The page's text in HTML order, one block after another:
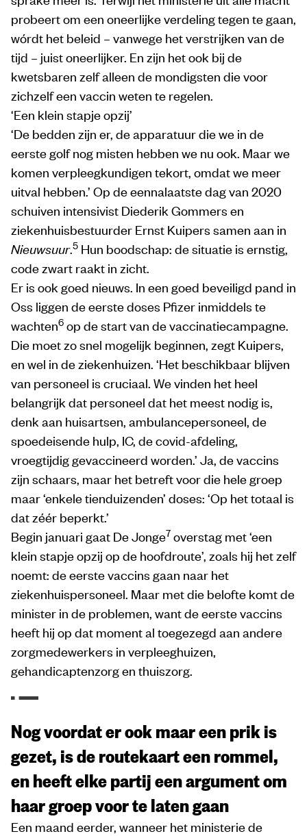
probeert om een oneerlijke verdeling tegen te gaan,
wórdt het beleid – vanwege het verstrijken van de
tijd – juist oneerlijker. En zijn het ook bij de
kwetsbaren zelf alleen de mondigsten die voor
zichzelf een vaccin weten te regelen.
‘Een klein stapje opzij’
‘De bedden zijn er, de apparatuur die we in de
eerste golf nog misten hebben we nu ook. Maar we
komen verpleegkundigen tekort, omdat we meer
uitval hebben.’ Op de eennalaatste dag van 2020
schuiven intensivist Diederik Gommers en
ziekenhuisbestuurder Ernst Kuipers samen aan in
Nieuwsuur.5 Hun boodschap: de situatie is ernstig,
code zwart raakt in zicht.
Er is ook goed nieuws. In een goed beveiligd pand in
Oss liggen de eerste doses Pfizer inmiddels te
wachten6op de start van de vaccinatiecampagne.
Die moet zo snel mogelijk beginnen, zegt Kuipers,
en wel in de ziekenhuizen. ‘Het beschikbaar blijven
van personeel is cruciaal. We vinden het heel
belangrijk dat personeel dat het meest nodig is,
denk aan huisartsen, ambulancepersoneel, de
spoedeisende hulp, IC, de covid-afdeling,
vroegtijdig gevaccineerd worden.’ Ja, de vaccins
zijn schaars, maar het betreft voor die hele groep
maar ‘enkele tienduizenden’ doses: ‘Op het totaal is
dat zéér beperkt.’
Begin januari gaat De Jonge7overstag met ‘een
klein stapje opzij op de hoofdroute’, zoals hij het zelf
noemt: de eerste vaccins gaan naar het
ziekenhuispersoneel. Maar met die belofte komt de
minister in de problemen, want de eerste vaccins
heeft hij op dat moment al toegezegd aan andere
zorgmedewerkers in verpleeghuizen,
gehandicaptenzorg en thuiszorg.
Nog voordat er ook maar een prik is
gezet, is de routekaart een rommel,
en heeft elke partij een argument om
haar groep voor te laten gaan
Een maand eerder, wanneer het ministerie de